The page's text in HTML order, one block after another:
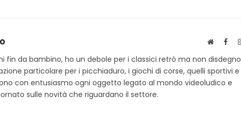
S
t
o
w
F
c
e
b
fin da bambino, ho un debole per i classici retrò ma non disdegno
particolare per i picchiaduro, i giochi di corse, quelli sportivi e
con entusiasmo ogni oggetto legato al mondo videoludico e
sulle novità che riguardano il settore.